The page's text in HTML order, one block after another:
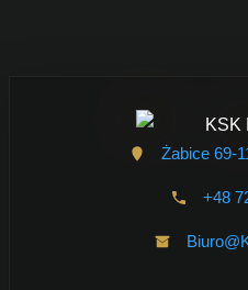
Żabice 69-
+48